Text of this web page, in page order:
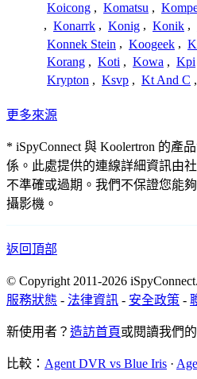
Koicong , Komatsu ,
, Konarrk , Konig , Konik ,
Konnek Stein , Koogeek ,
Korang , Koti , Kowa , Kpi
Krypton , Ksvp , Kt And C ,
更多來源
* iSpyConnect 與 Koolertron 的產
係。此處提供的連線詳細資訊由
不準確或過期。我們不保證您能
攝影機。
返回頂部
© Copyright 2011-2026
服務狀態 - 法律資訊 - 安全政策 -
新使用者？ 造訪首頁或閱讀我們的
比較： Agent DVR vs Blue Iris ·